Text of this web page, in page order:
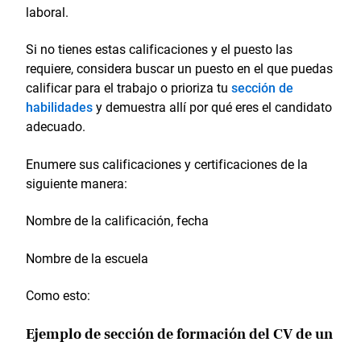
laboral.
Si no tienes estas calificaciones y el puesto las
requiere, considera buscar un puesto en el que puedas
calificar para el trabajo o prioriza tu sección de
habilidadesy demuestra allí por qué eres el candidato
adecuado.
Enumere sus calificaciones y certificaciones de la
siguiente manera:
Nombre de la calificación, fecha
Nombre de la escuela
Como esto:
Ejemplo de sección de formación del CV de un